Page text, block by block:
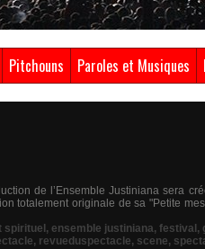
Pitchouns Paroles et Musiques
de l’Ensemble Justiniana sera
totalement originale de sa "Petite
spirituel , ensemble justiniana, festival ,
, revueduspectacle, scene,